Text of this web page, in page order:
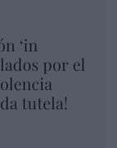
‘in
por el
tutela!